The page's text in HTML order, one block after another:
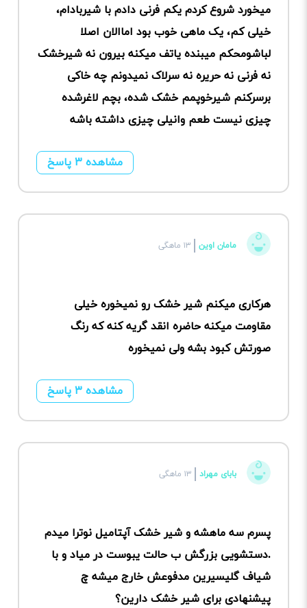
میخورد شروع کردم یکم فرنی دادم با شیربادام،
خیلی کم، یک ماهی خوب بود اماالان اصلا
لباشومحکم میبنده یاتف میکنه بیرون نه شیرخشک
نه فرنی نه حریره نه سرلاک نمیدونم چه خاکی
برسرکنم شیرخوپمم خشک شده، بچم لاغرشده
چیزی نیست طعم وانیلی چیزی داشته باشه
مشاهده ۳ پاسخ
مامان اوین ۱۳ ماهگی
هرکاری میکنم شیر خشک رو نمیخوره خیلی
مقاومت میکنه حاضره انقد گریه کنه که رنگ
صورتش کبود بشه ولی نمیخوره
مشاهده ۳ پاسخ
بابای مهراد ۱۳ ماهگی
پسرم سه ماهشه و شیر خشک آپتامیل نوترا میدم
.دستشویی بزرگش ب حالت یبوست در میاد و با
شیاف گلیسیرین مدفوعش خارج میشه چ
پیشنهادی برای شیر خشک دارین؟